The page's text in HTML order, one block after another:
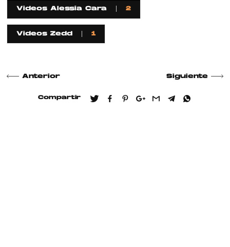
Videos Alessia Cara 2
Videos Zedd 1
Anterior Siguiente
Compartir